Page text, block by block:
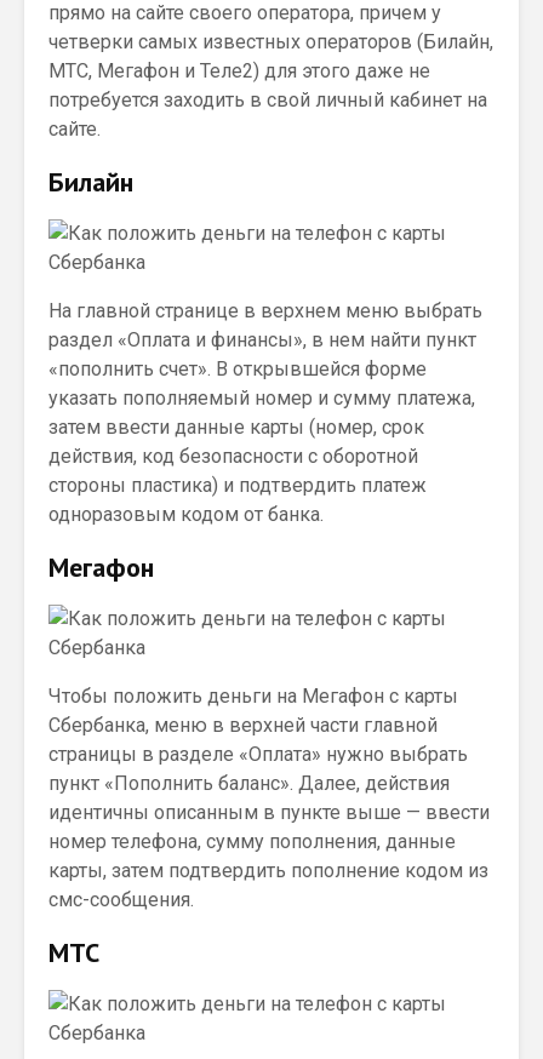
прямо на сайте своего оператора, причем у
четверки самых известных операторов (Билайн,
МТС, Мегафон и Теле2) для этого даже не
потребуется заходить в свой личный кабинет на
сайте.
Билайн
На главной странице в верхнем меню выбрать
раздел «Оплата и финансы», в нем найти пункт
«пополнить счет». В открывшейся форме
указать пополняемый номер и сумму платежа,
затем ввести данные карты (номер, срок
действия, код безопасности с оборотной
стороны пластика) и подтвердить платеж
одноразовым кодом от банка.
Мегафон
Чтобы положить деньги на Мегафон с карты
Сбербанка, меню в верхней части главной
страницы в разделе «Оплата» нужно выбрать
пункт «Пополнить баланс». Далее, действия
идентичны описанным в пункте выше — ввести
номер телефона, сумму пополнения, данные
карты, затем подтвердить пополнение кодом из
смс-сообщения.
МТС